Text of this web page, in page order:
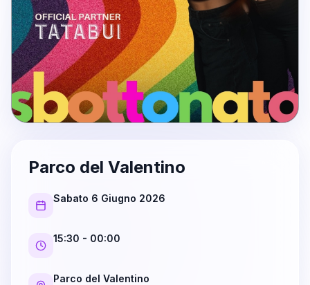
Parco del Valentino
Sabato 6 Giugno 2026
15:30 - 00:00
Parco del Valentino